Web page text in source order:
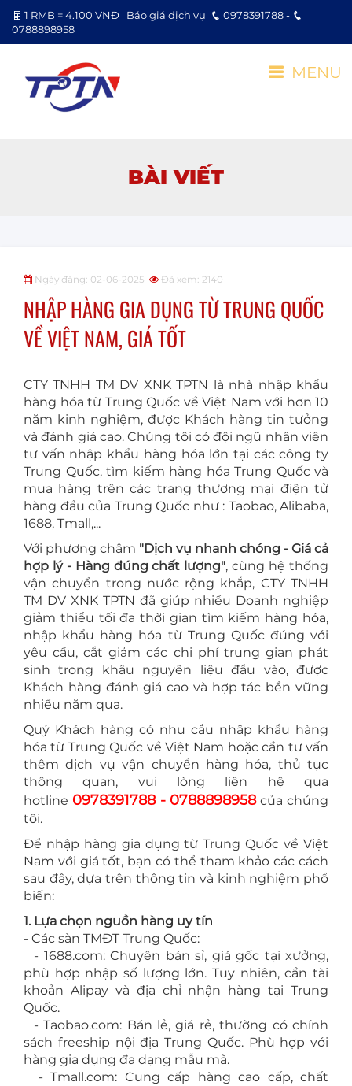
1 RMB = 4.100 VNĐ Báo giá dịch vụ
0978391788 -
0788898958
BÀI VIẾT
Ngày đăng: 02-06-2025 Đã xem: 2140
NHẬP HÀNG GIA DỤNG TỪ TRUNG QUỐC
VỀ VIỆT NAM, GIÁ TỐT
CTY TNHH TM DV XNK TPTN là nhà nhập khẩu
hàng hóa từ Trung Quốc về Việt Nam với hơn 10
năm kinh nghiệm, được Khách hàng tin tưởng
và đánh giá cao. Chúng tôi có đội ngũ nhân viên
tư vấn nhập khẩu hàng hóa lớn tại các công ty
Trung Quốc, tìm kiếm hàng hóa Trung Quốc và
mua hàng trên các trang thương mại điện tử
hàng đầu của Trung Quốc như : Taobao, Alibaba,
1688, Tmall,...
Với phương châm "Dịch vụ nhanh chóng - Giá cả
hợp lý - Hàng đúng chất lượng", cùng hệ thống
vận chuyển trong nước rộng khắp, CTY TNHH
TM DV XNK TPTN đã giúp nhiều Doanh nghiệp
giảm thiểu tối đa thời gian tìm kiếm hàng hóa,
nhập khẩu hàng hóa từ Trung Quốc đúng với
yêu cầu, cắt giảm các chi phí trung gian phát
sinh trong khâu nguyên liệu đầu vào, được
Khách hàng đánh giá cao và hợp tác bền vững
nhiều năm qua.
Quý Khách hàng có nhu cầu nhập khẩu hàng
hóa từ Trung Quốc về Việt Nam hoặc cần tư vấn
thêm dịch vụ vận chuyển hàng hóa, thủ tục
thông quan, vui lòng liên hệ qua
hotline 0978391788 - 0788898958của chúng
tôi.
Để nhập hàng gia dụng từ Trung Quốc về Việt
Nam với giá tốt, bạn có thể tham khảo các cách
sau đây, dựa trên thông tin và kinh nghiệm phổ
biến:
1. Lựa chọn nguồn hàng uy tín
- Các sàn TMĐT Trung Quốc:
- 1688.com: Chuyên bán sỉ, giá gốc tại xưởng,
phù hợp nhập số lượng lớn. Tuy nhiên, cần tài
khoản Alipay và địa chỉ nhận hàng tại Trung
Quốc.
- Taobao.com: Bán lẻ, giá rẻ, thường có chính
sách freeship nội địa Trung Quốc. Phù hợp với
hàng gia dụng đa dạng mẫu mã.
- Tmall.com: Cung cấp hàng cao cấp, chất
MENU